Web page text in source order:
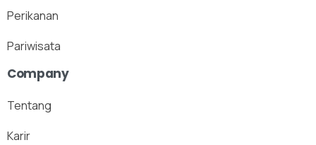
Perikanan
Pariwisata
Company
Tentang
Karir